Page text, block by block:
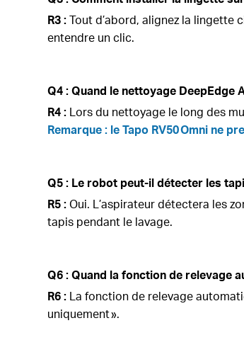
R3 :Tout d’abord, alignez la lingette
entendre un clic.
Q4 : Quand le nettoyage
R4 : Lors du nettoyage le long des
Remarque : le Tapo RV50 Omni ne
Q5 : Le robot peut-il détecter les
R5 :Oui. L’aspirateur détectera les
tapis pendant le lavage.
Q6 : Quand la fonction de relevage
R6 : La fonction de relevage
uniquement ».